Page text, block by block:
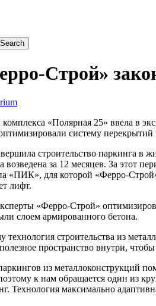
Строй»
«Полярная 25» ввела в
систему перекрытий
строительство паркинга в
за 12 месяцев. За этот
«ПИК», для которой «Ферро-
лифт.
«Ферро-Строй»
слоем армированного бетона.
технология строительства из
пространство внутри,
из металлоконструкций
к нам обращается один из
Технология максимально